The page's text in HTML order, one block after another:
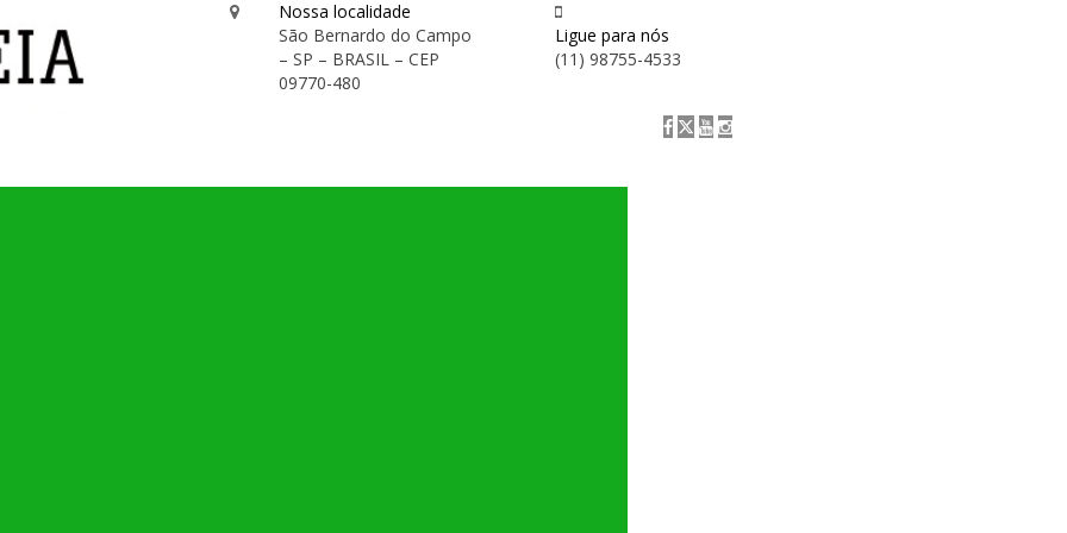
Nossa localidade
São Bernardo do Campo
– SP – BRASIL – CEP
09770-480
Ligue para nós
(11) 98755-4533